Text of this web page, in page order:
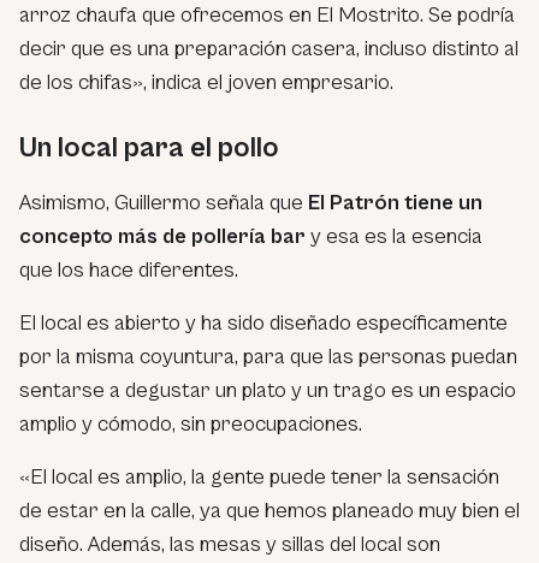
arroz chaufa que ofrecemos en El Mostrito. Se podría
decir que es una preparación casera, incluso distinto al
de los chifas», indica el joven empresario.
Un local para el pollo
Asimismo, Guillermo señala que El Patrón tiene un
concepto más de pollería bar y esa es la esencia
que los hace diferentes.
El local es abierto y ha sido diseñado específicamente
por la misma coyuntura, para que las personas puedan
sentarse a degustar un plato y un trago es un espacio
amplio y cómodo, sin preocupaciones.
«El local es amplio, la gente puede tener la sensación
de estar en la calle, ya que hemos planeado muy bien el
diseño. Además, las mesas y sillas del local son